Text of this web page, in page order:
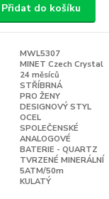
Přidat do košíku
MWL5307
MINET Czech Crystal
24 měsíců
STŘÍBRNÁ
PRO ŽENY
DESIGNOVÝ STYL
OCEL
SPOLEČENSKÉ
ANALOGOVÉ
BATERIE - QUARTZ
TVRZENÉ MINERÁLNÍ
5ATM/50m
KULATÝ